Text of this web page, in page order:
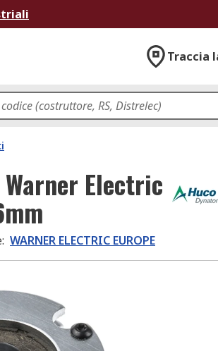
Traccia
Electric
: WARNER ELECTRIC EUROPE